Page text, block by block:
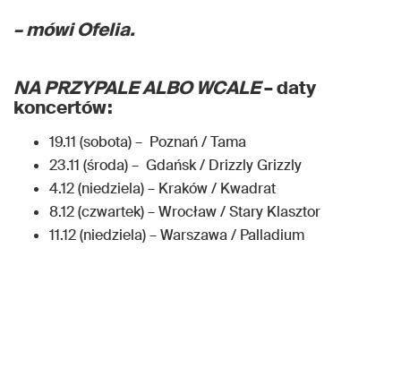
– mówi Ofelia.
NA PRZYPALE ALBO WCALE– daty
koncertów:
19.11 (sobota) – Poznań / Tama
23.11 (środa) – Gdańsk / Drizzly Grizzly
4.12 (niedziela) – Kraków / Kwadrat
8.12 (czwartek) – Wrocław / Stary Klasztor
11.12 (niedziela) – Warszawa / Palladium